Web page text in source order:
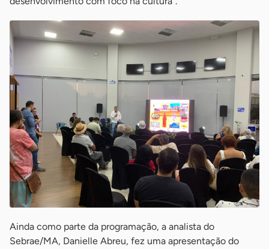
Ainda como parte da programação, a analista do
Sebrae/MA, Danielle Abreu, fez uma apresentação do